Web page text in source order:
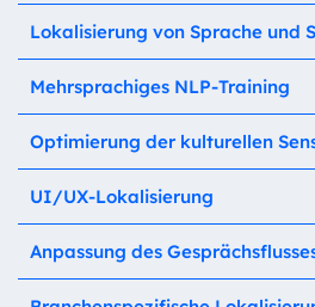
Lokalisierung von Sprache und
Mehrsprachiges NLP-Training
Optimierung der kulturellen
UI/UX-Lokalisierung
Anpassung des